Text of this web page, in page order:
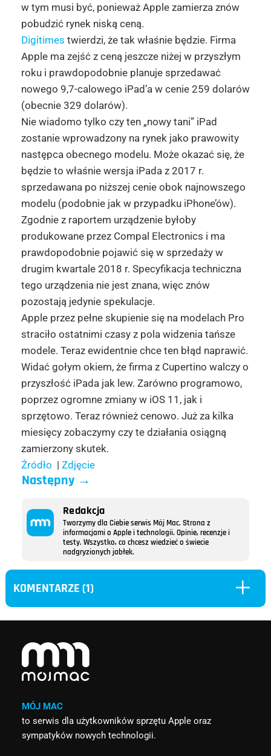
w tym musi być, ponieważ Apple zamierza znów
pobudzić rynek niską ceną.
Digitimes twierdzi, że tak właśnie będzie. Firma
Apple ma zejść z ceną jeszcze niżej w przyszłym
roku i prawdopodobnie planuje sprzedawać
nowego 9,7-calowego iPad’a w cenie 259 dolarów
(obecnie 329 dolarów).
Nie wiadomo tylko czy ten „nowy tani” iPad
zostanie wprowadzony na rynek jako prawowity
następca obecnego modelu. Może okazać się, że
będzie to właśnie wersja iPada z 2017 r.
sprzedawana po niższej cenie obok najnowszego
modelu (podobnie jak w przypadku iPhone’ów).
Zgodnie z raportem urządzenie byłoby
produkowane przez Compal Electronics i ma
prawdopodobnie pojawić się w sprzedaży w
drugim kwartale 2018 r. Specyfikacja techniczna
tego urządzenia nie jest znana, więc znów
pozostają jedynie spekulacje.
Apple przez pełne skupienie się na modelach Pro
straciło ostatnimi czasy z pola widzenia tańsze
modele. Teraz ewidentnie chce ten błąd naprawić.
Widać gołym okiem, że firma z Cupertino walczy o
przyszłość iPada jak lew. Zarówno programowo,
poprzez ogromne zmiany w iOS 11, jak i
sprzętowo. Teraz również cenowo. Już za kilka
miesięcy zobaczymy czy te działania osiągną
zamierzony skutek.
Źródło | Zdjęcie
Następny→
Redakcja
Tworzymy dla Ciebie serwis Mój Mac. Strona z
informacjami o Apple i technologii. Opinie, recenzje i
testy. Wszystko, co chcesz wiedzieć o świecie
nadgryzionych jabłek.
KOMENTARZE (1) L
MÓJ MAC
to serwis dla użytkowników sprzętu Apple oraz
sympatyków nowych technologii.